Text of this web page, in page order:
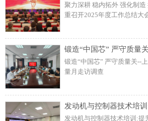
聚力深耕 稳内拓外 强化制造 提质增效——创远动力隆
重召开2025年度工作总结大
锻造“中国芯” 严守质量关--
量月走访调查
发动机与控制器技术培训:提